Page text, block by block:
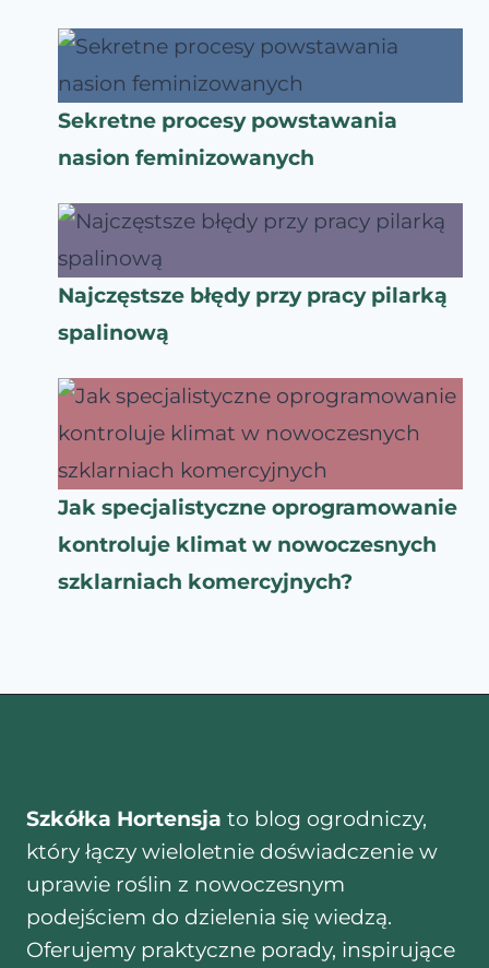
Sekretne procesy powstawania
nasion feminizowanych
Najczęstsze błędy przy pracy pilarką
spalinową
Jak specjalistyczne oprogramowanie
kontroluje klimat w nowoczesnych
szklarniach komercyjnych?
Szkółka Hortensja to blog ogrodniczy,
który łączy wieloletnie doświadczenie w
uprawie roślin z nowoczesnym
podejściem do dzielenia się wiedzą.
Oferujemy praktyczne porady, inspirujące